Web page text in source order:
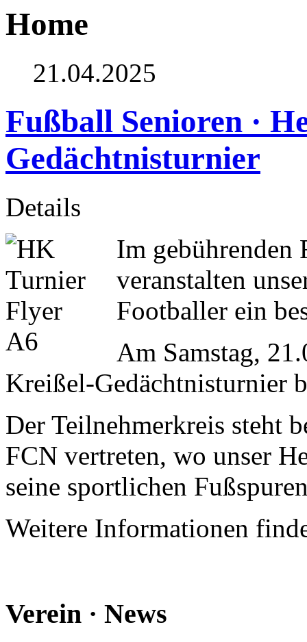
Home
21.04.2025
Fußball Senioren ·
Gedächtnisturnier
Details
Im gebührenden
veranstalten
Footballer ein
Am Samstag,
Kreißel-Gedächtnisturnier
Der Teilnehmerkreis steht
FCN vertreten, wo unser
seine sportlichen
Weitere Informationen
Verein · News